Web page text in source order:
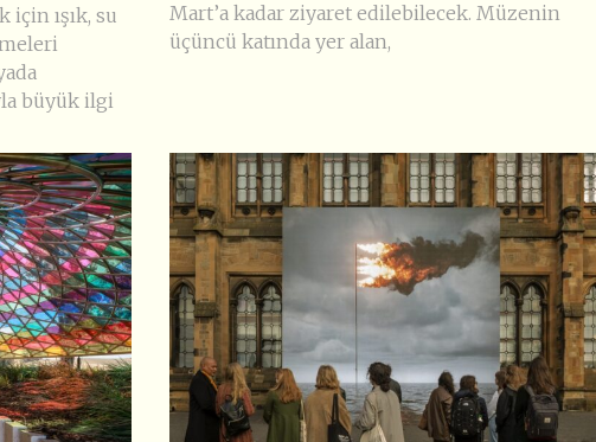
ışık, su
büyük ilgi
Mart’a kadar ziyaret edilebilecek. Müzenin
üçüncü katında yer alan,